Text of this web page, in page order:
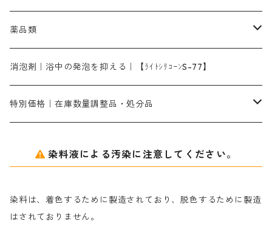
ターキスブルーHNG｜緑みの空色
片羽刷毛
ライトフィックスAコンク｜綿・麻もしくは直接染料で染めた素材
シルクフィックス３A｜絹の染料定着向上剤
アルカリ剤｜反応染料用
ソーダ灰
染料溶解剤
セレナゾールPDN｜各種染料の染料溶解剤
たんぱく質系
化学糊（PVA）
防腐剤｜アルカリ性
全体脱色｜ハイドロサルファイトコンク
部分脱色｜デグロリンSコンク
脱色助剤｜浸透・複色抑制剤
メイプロガムNP｜にじみ防止剤
アミラヂンD｜浸透・複色抑制剤
染料溶解剤｜染料の均一な浸透・吸着を補助する
捺染糊
メイプロガムNP（綿・麻・絹用｜直接・酸性・含金染料用）
白場汚染防止剤｜ソーピング剤｜水洗する際の再汚染防止剤
薬品類
ア行
カ行
ナ行
消泡剤｜浴中の発泡を抑える｜【ﾗｲﾄｼﾘｺｰﾝS-77】
特別価格｜在庫数量調整品・処分品
粉末顔料
染料液による汚染に注意してください。
染料は、着色するために製造されており、脱色するために製造
はされておりません。